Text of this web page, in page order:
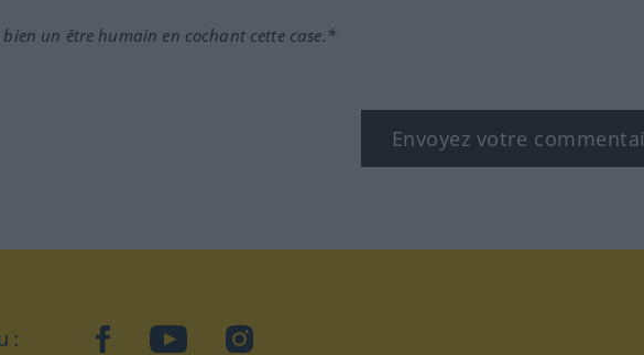
un être humain en cochant cette case.*
Envoyez votre
: facebookYouTubeInstagram